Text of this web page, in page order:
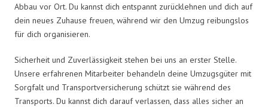
Abbau vor Ort. Du kannst dich entspannt zurücklehnen und dich auf
dein neues Zuhause freuen, während wir den Umzug reibungslos
für dich organisieren.
Sicherheit und Zuverlässigkeit stehen bei uns an erster Stelle.
Unsere erfahrenen Mitarbeiter behandeln deine Umzugsgüter mit
Sorgfalt und Transportversicherung schützt sie während des
Transports. Du kannst dich darauf verlassen, dass alles sicher an